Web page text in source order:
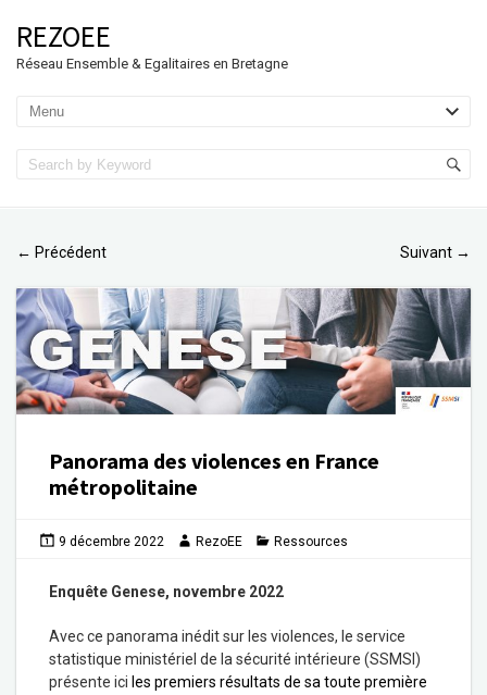
REZOEE
Réseau Ensemble & Egalitaires en Bretagne
← Précédent Suivant →
Panorama des violences en France
métropolitaine
9 décembre 2022 RezoEE Ressources
Enquête Genese, novembre 2022
Avec ce panorama inédit sur les violences, le service
statistique ministériel de la sécurité intérieure (SSMSI)
présente ici les premiers résultats de sa toute première